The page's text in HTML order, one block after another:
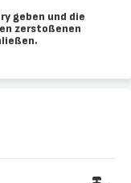
geben und die
zerstoßenen